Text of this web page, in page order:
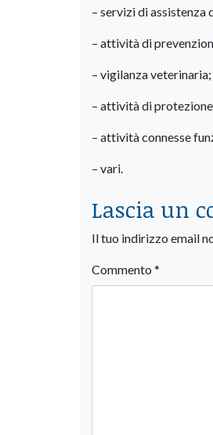
– servizi di assistenza
– attività di
– vigilanza veterinaria;
– attività di
– attività connesse
– vari.
Lascia un
Il tuo indirizzo email
Commento *